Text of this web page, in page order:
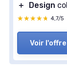
＋
Design
★★★★★
★★★★★ 4,7/5
Voir l'offre